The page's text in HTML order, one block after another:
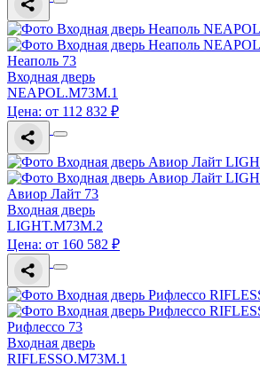
Неаполь 73
Входная дверь
NEAPOL.M73M.1
Цена: от 112 832 ₽
Авиор Лайт 73
Входная дверь
LIGHT.M73M.2
Цена: от 160 582 ₽
Рифлессо 73
Входная дверь
RIFLESSO.M73M.1